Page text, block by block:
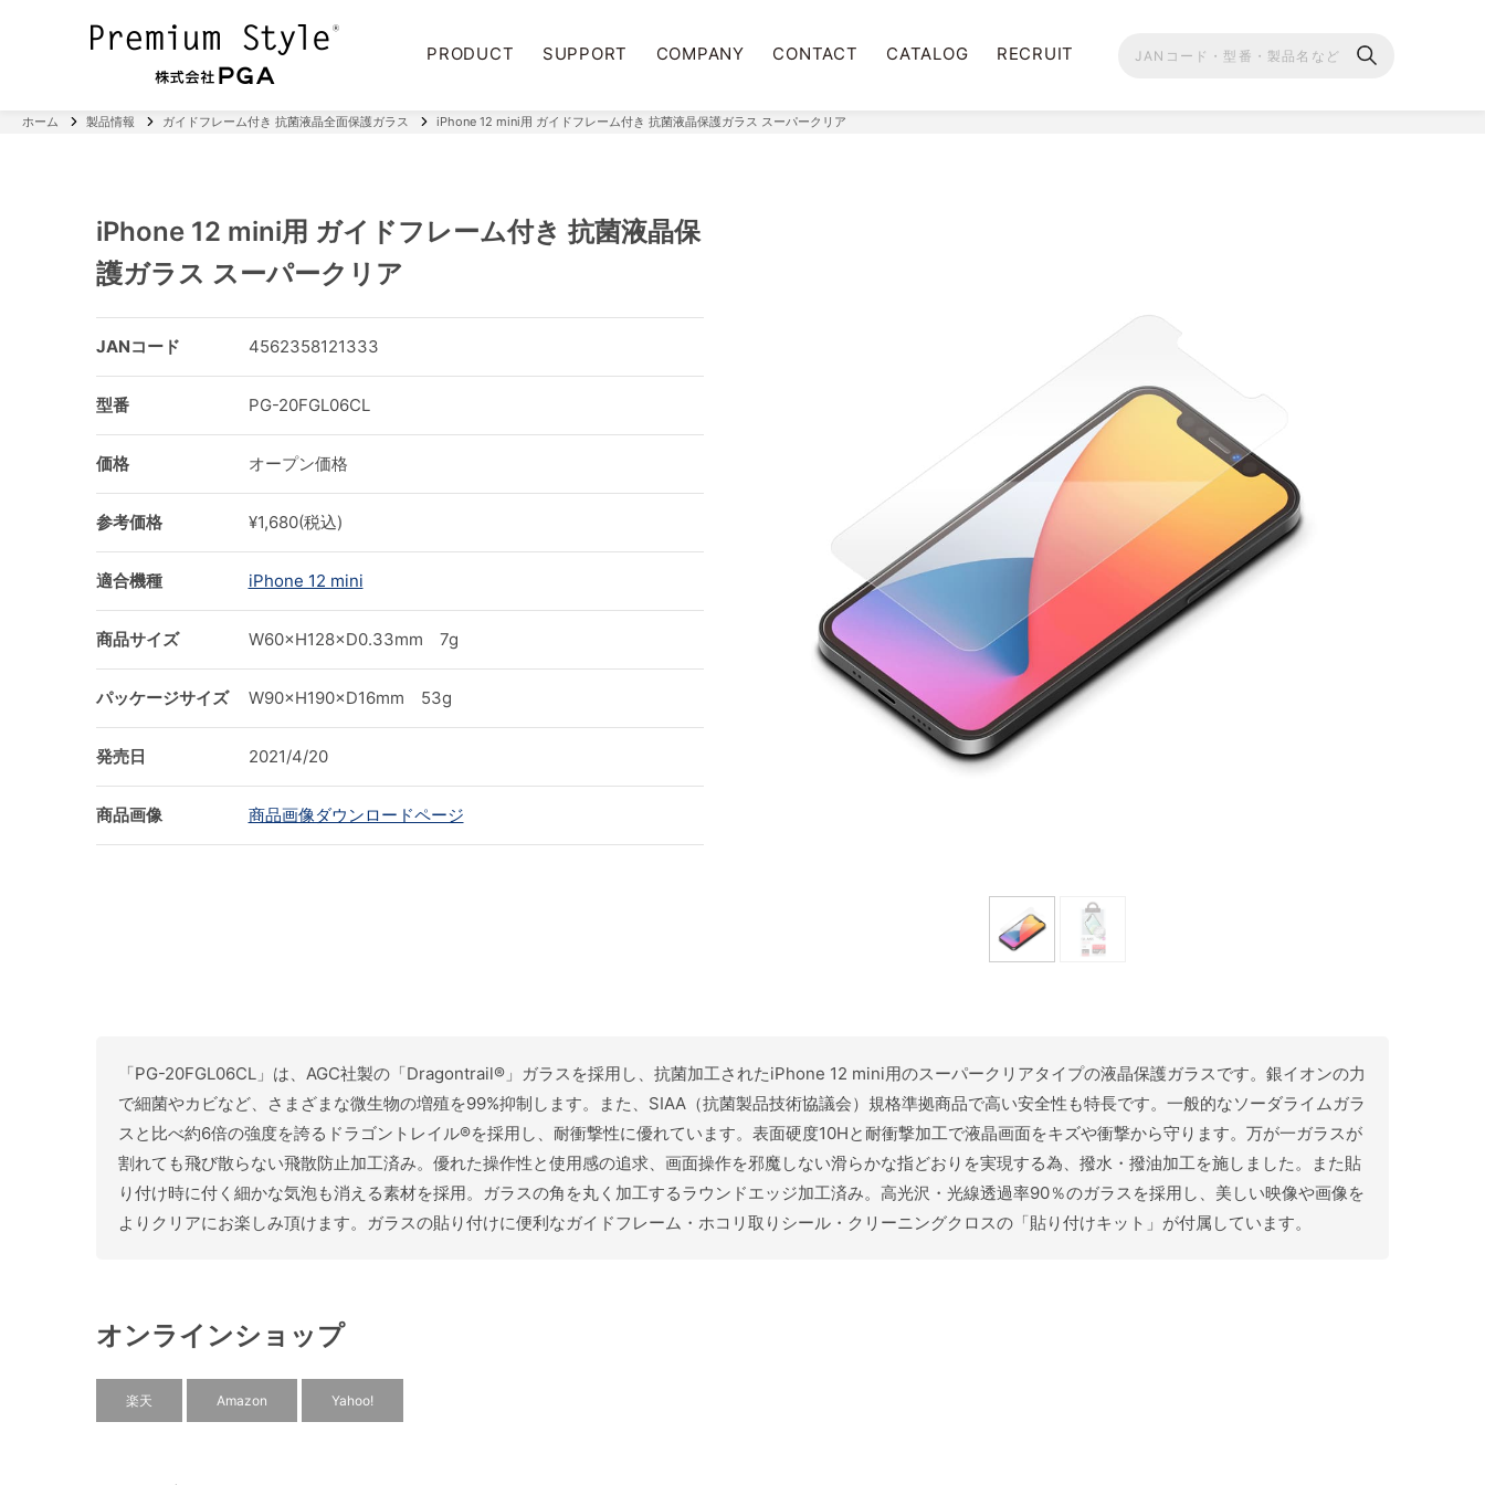
PRODUCT SUPPORT COMPANY CONTACT CATALOG RECRUIT
ホーム 製品情報 ガイドフレーム付き 抗菌液晶全面保護ガラス iPhone 12 mini用 ガイドフレーム付き 抗菌液晶保護ガラス スーパークリア
iPhone 12 mini用 ガイドフレーム付き 抗菌液晶保
護ガラス スーパークリア
JANコード 4562358121333
型番 PG-20FGL06CL
価格 オープン価格
参考価格 ¥1,680(税込)
適合機種 iPhone 12 mini
商品サイズ W60×H128×D0.33mm 7g
パッケージサイズ W90×H190×D16mm 53g
発売日 2021/4/20
商品画像 商品画像ダウンロードページ
「PG-20FGL06CL」は、AGC社製の「Dragontrail®」ガラスを採用し、抗菌加工されたiPhone 12 mini用のスーパークリアタイプの液晶保護ガラスです。銀イオンの力
で細菌やカビなど、さまざまな微生物の増殖を99%抑制します。また、SIAA（抗菌製品技術協議会）規格準拠商品で高い安全性も特長です。一般的なソーダライムガラ
スと比べ約6倍の強度を誇るドラゴントレイル®を採用し、耐衝撃性に優れています。表面硬度10Hと耐衝撃加工で液晶画面をキズや衝撃から守ります。万が一ガラスが
割れても飛び散らない飛散防止加工済み。優れた操作性と使用感の追求、画面操作を邪魔しない滑らかな指どおりを実現する為、撥水・撥油加工を施しました。また貼
り付け時に付く細かな気泡も消える素材を採用。ガラスの角を丸く加工するラウンドエッジ加工済み。高光沢・光線透過率90％のガラスを採用し、美しい映像や画像を
よりクリアにお楽しみ頂けます。ガラスの貼り付けに便利なガイドフレーム・ホコリ取りシール・クリーニングクロスの「貼り付けキット」が付属しています。
オンラインショップ
楽天 Amazon Yahoo!